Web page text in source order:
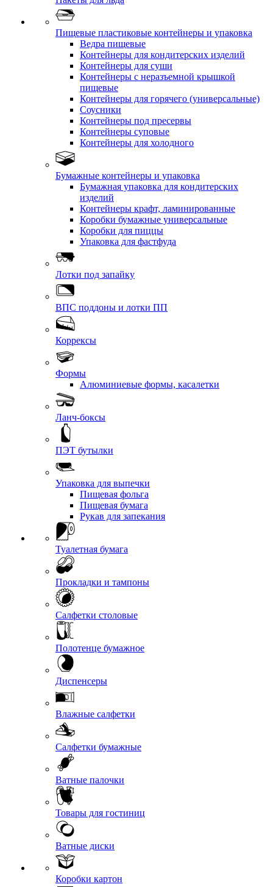
Пищевые пластиковые контейнеры и упаковка
Ведра пищевые
Контейнеры для кондитерских изделий
Контейнеры для суши
Контейнеры с неразъемной крышкой
пищевые
Контейнеры для горячего (универсальные)
Соусники
Контейнеры под пресервы
Контейнеры суповые
Контейнеры для холодного
Бумажные контейнеры и упаковка
Бумажная упаковка для кондитерских
изделий
Контейнеры крафт, ламинированные
Коробки бумажные универсальные
Коробки для пиццы
Упаковка для фастфуда
Лотки под запайку
ВПС поддоны и лотки ПП
Коррексы
Формы
Алюминиевые формы, касалетки
Ланч-боксы
ПЭТ бутылки
Упаковка для выпечки
Пищевая фольга
Пищевая бумага
Рукав для запекания
Туалетная бумага
Прокладки и тампоны
Салфетки столовые
Полотенце бумажное
Диспенсеры
Влажные салфетки
Салфетки бумажные
Ватные палочки
Товары для гостиниц
Ватные диски
Коробки картон